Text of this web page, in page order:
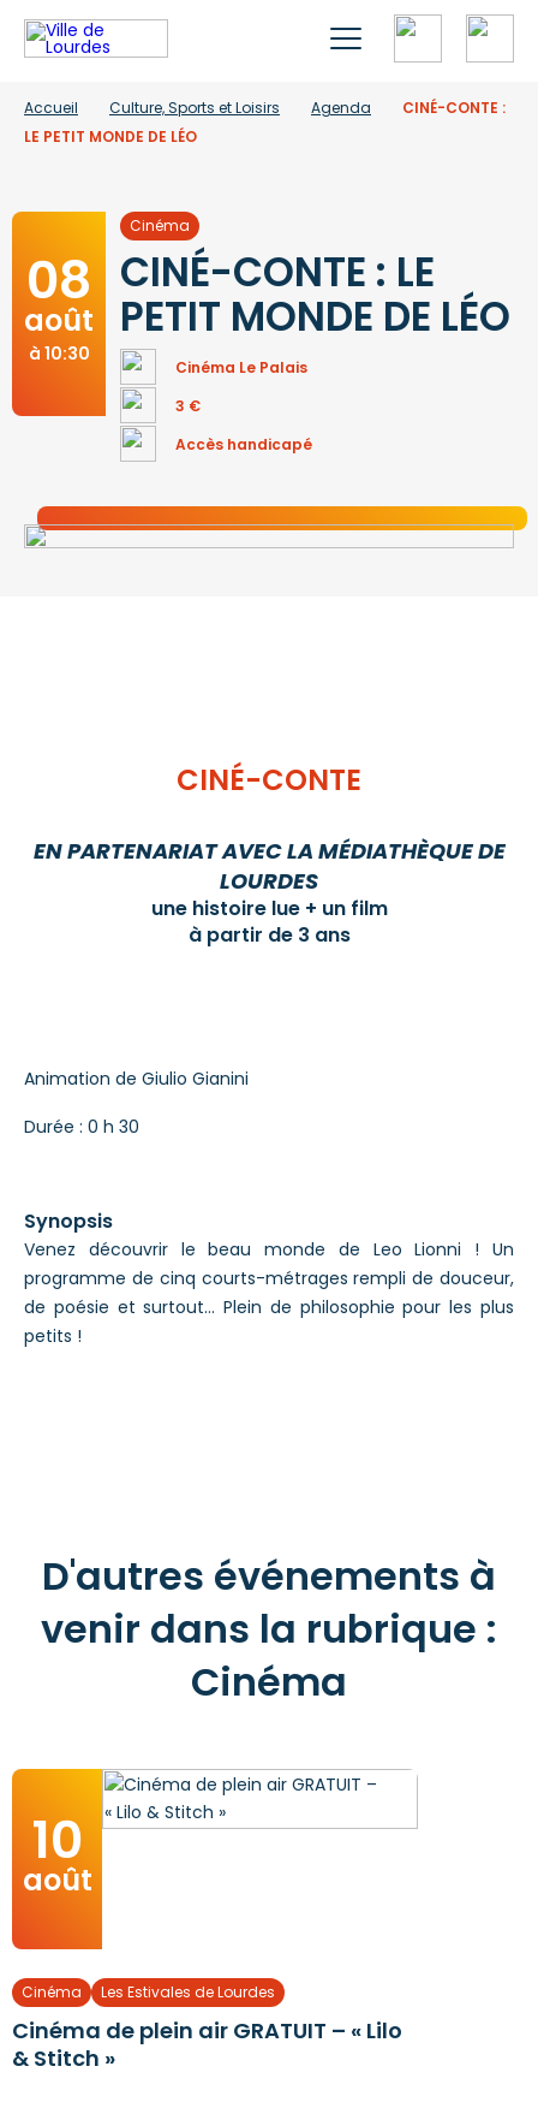
Accueil Culture, Sports et Loisirs Agenda
CINÉ-CONTE :
LE PETIT MONDE DE LÉO
08
août
à 10:30
Cinéma
CINÉ-CONTE : LE
PETIT MONDE DE LÉO
Cinéma Le Palais
3 €
Accès handicapé
CINÉ-CONTE
EN PARTENARIAT AVEC LA MÉDIATHÈQUE DE
LOURDES
une histoire lue + un film
à partir de 3 ans
Animation de Giulio Gianini
Durée : 0 h 30
Synopsis
Venez découvrir le beau monde de Leo Lionni ! Un
programme de cinq courts-métrages rempli de douceur,
de poésie et surtout… Plein de philosophie pour les plus
petits !
D'autres événements à
venir dans la rubrique :
Cinéma
10
août
Cinéma Les Estivales de Lourdes
Cinéma de plein air GRATUIT – « Lilo
& Stitch »